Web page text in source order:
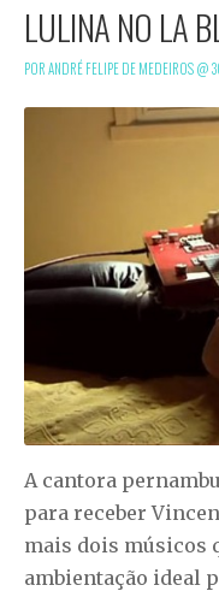
LULINA NO LA
POR ANDRÉ FELIPE DE MEDEIROS @
A cantora
para receber
mais dois músicos
ambientação ideal